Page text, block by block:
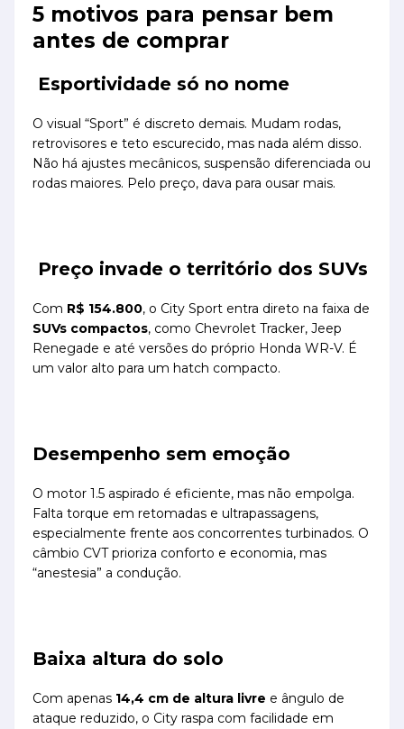
5 motivos para pensar bem
antes de comprar
Esportividade só no nome
O visual “Sport” é discreto demais. Mudam rodas,
retrovisores e teto escurecido, mas nada além disso.
Não há ajustes mecânicos, suspensão diferenciada ou
rodas maiores. Pelo preço, dava para ousar mais.
Preço invade o território dos SUVs
Com R$ 154.800, o City Sport entra direto na faixa de
SUVs compactos, como Chevrolet Tracker, Jeep
Renegade e até versões do próprio Honda WR-V. É
um valor alto para um hatch compacto.
Desempenho sem emoção
O motor 1.5 aspirado é eficiente, mas não empolga.
Falta torque em retomadas e ultrapassagens,
especialmente frente aos concorrentes turbinados. O
câmbio CVT prioriza conforto e economia, mas
“anestesia” a condução.
Baixa altura do solo
Com apenas 14,4 cm de altura livre e ângulo de
ataque reduzido, o City raspa com facilidade em